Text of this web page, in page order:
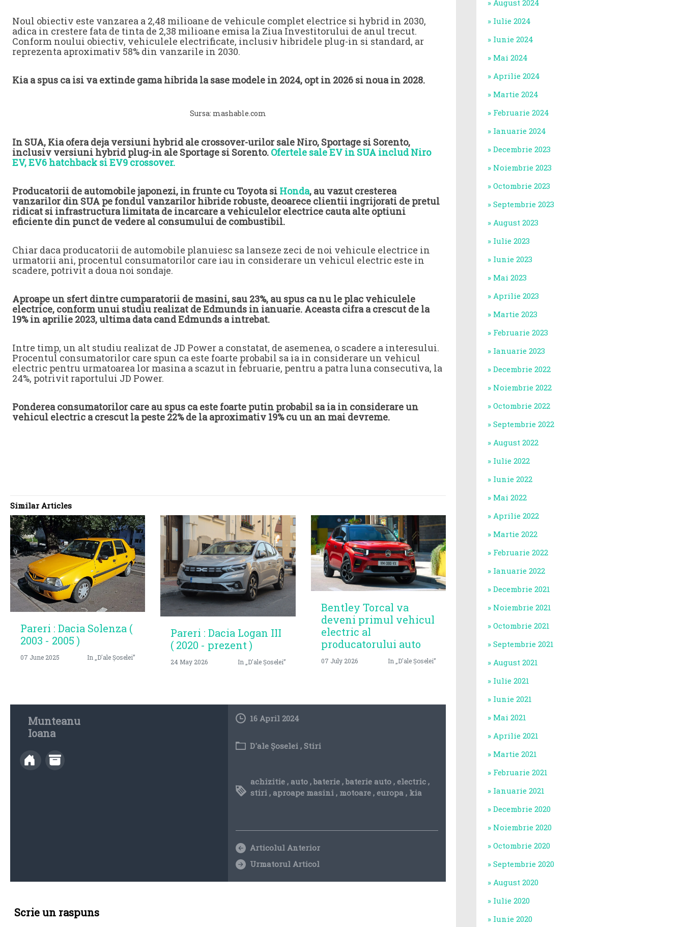
Noul obiectiv este vanzarea a 2,48 milioane de vehicule complet electrice si hybrid in 2030,
adica in crestere fata de tinta de 2,38 milioane emisa la Ziua Investitorului de anul trecut.
Conform noului obiectiv, vehiculele electrificate, inclusiv hibridele plug-in si standard, ar
reprezenta aproximativ 58% din vanzarile in 2030.
Kia a spus ca isi va extinde gama hibrida la sase modele in 2024, opt in 2026 si noua in 2028.
Sursa: mashable.com
In SUA, Kia ofera deja versiuni hybrid ale crossover-urilor sale Niro, Sportage si Sorento,
inclusiv versiuni hybrid plug-in ale Sportage si Sorento. Ofertele sale EV in SUA includ Niro
EV, EV6 hatchback si EV9 crossover.
Producatorii de automobile japonezi, in frunte cu Toyota si Honda, au vazut cresterea
vanzarilor din SUA pe fondul vanzarilor hibride robuste, deoarece clientii ingrijorati de pretul
ridicat si infrastructura limitata de incarcare a vehiculelor electrice cauta alte optiuni
eficiente din punct de vedere al consumului de combustibil.
Chiar daca producatorii de automobile planuiesc sa lanseze zeci de noi vehicule electrice in
urmatorii ani, procentul consumatorilor care iau in considerare un vehicul electric este in
scadere, potrivit a doua noi sondaje.
Aproape un sfert dintre cumparatorii de masini, sau 23%, au spus ca nu le plac vehiculele
electrice, conform unui studiu realizat de Edmunds in ianuarie. Aceasta cifra a crescut de la
19% in aprilie 2023, ultima data cand Edmunds a intrebat.
Intre timp, un alt studiu realizat de JD Power a constatat, de asemenea, o scadere a interesului.
Procentul consumatorilor care spun ca este foarte probabil sa ia in considerare un vehicul
electric pentru urmatoarea lor masina a scazut in februarie, pentru a patra luna consecutiva, la
24%, potrivit raportului JD Power.
Ponderea consumatorilor care au spus ca este foarte putin probabil sa ia in considerare un
vehicul electric a crescut la peste 22% de la aproximativ 19% cu un an mai devreme.
Similar Articles
Pareri : Dacia Solenza (
2003 - 2005 )
07 June 2025 In „D'ale Șoselei”
Pareri : Dacia Logan III
( 2020 - prezent )
24 May 2026 In „D'ale Șoselei”
Bentley Torcal va
deveni primul vehicul
electric al
producatorului auto
07 July 2026 In „D'ale Șoselei”
Munteanu
Ioana
16 April 2024
D'ale Șoselei , Stiri
achizitie , auto ,baterie ,baterie auto ,electric ,
stiri , aproape masini , motoare ,europa , kia
Articolul Anterior
Urmatorul Articol
Scrie un raspuns
August 2024
Iulie 2024
Iunie 2024
Mai 2024
Aprilie 2024
Martie 2024
Februarie 2024
Ianuarie 2024
Decembrie 2023
Noiembrie 2023
Octombrie 2023
Septembrie 2023
August 2023
Iulie 2023
Iunie 2023
Mai 2023
Aprilie 2023
Martie 2023
Februarie 2023
Ianuarie 2023
Decembrie 2022
Noiembrie 2022
Octombrie 2022
Septembrie 2022
August 2022
Iulie 2022
Iunie 2022
Mai 2022
Aprilie 2022
Martie 2022
Februarie 2022
Ianuarie 2022
Decembrie 2021
Noiembrie 2021
Octombrie 2021
Septembrie 2021
August 2021
Iulie 2021
Iunie 2021
Mai 2021
Aprilie 2021
Martie 2021
Februarie 2021
Ianuarie 2021
Decembrie 2020
Noiembrie 2020
Octombrie 2020
Septembrie 2020
August 2020
Iulie 2020
Iunie 2020